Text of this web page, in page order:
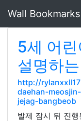
Wall Bookmarks
5세 어
설명하
http://
daehan-
jejag-bangbeob
발제 잠시 뒤 진